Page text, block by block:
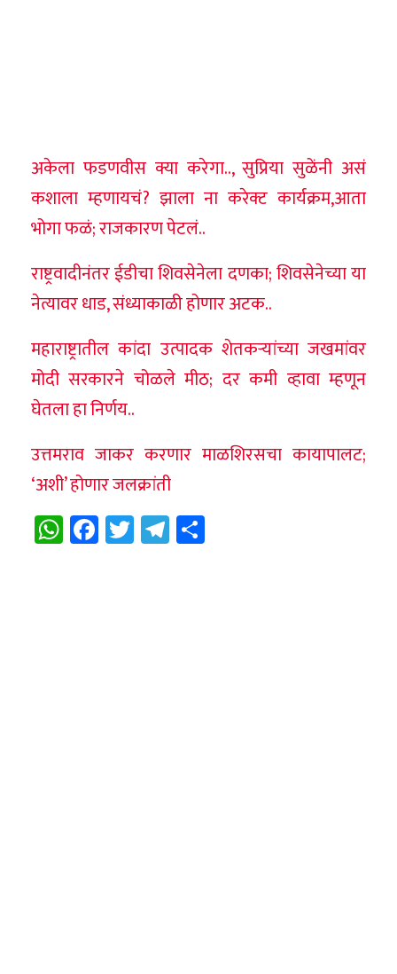
अकेला फडणवीस क्या करेगा.., सुप्रिया सुळेंनी असं
कशाला म्हणायचं? झाला ना करेक्ट कार्यक्रम,आता
भोगा फळं; राजकारण पेटलं..
राष्ट्रवादीनंतर ईडीचा शिवसेनेला दणका; शिवसेनेच्या या
नेत्यावर धाड, संध्याकाळी होणार अटक..
महाराष्ट्रातील कांदा उत्पादक शेतकर्‍यांच्या जखमांवर
मोदी सरकारने चोळले मीठ; दर कमी व्हावा म्हणून
घेतला हा निर्णय..
उत्तमराव जाकर करणार माळशिरसचा कायापालट;
‘अशी’ होणार जलक्रांती
WhatsApp
Facebook
TwitterTelegram